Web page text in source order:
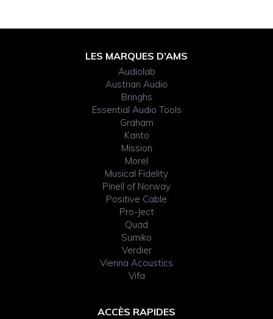
LES MARQUES D’AMS
Audiolab
Austrian Audio
Bringhs
Essential Audio Tools
Graham
Kanto
Mission
Morel
Musical Fidelity
Pinell of Norway
Positive Cable
Pro-Ject
Quad
Sumiko
Verdier
Vienna Acoustics
Vifa
ACCÈS RAPIDES